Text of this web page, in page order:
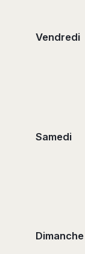
Vendredi
Samedi
Dimanche